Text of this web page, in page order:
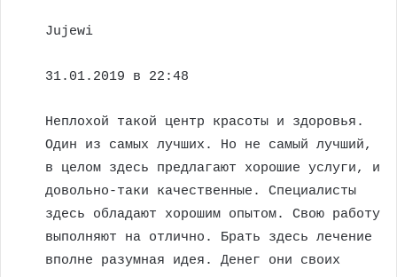
Jujewi
31.01.2019 в 22:48
Неплохой такой центр красоты и здоровья.
Один из самых лучших. Но не самый лучший,
в целом здесь предлагают хорошие услуги, и
довольно-таки качественные. Специалисты
здесь обладают хорошим опытом. Свою работу
выполняют на отлично. Брать здесь лечение
вполне разумная идея. Денег они своих